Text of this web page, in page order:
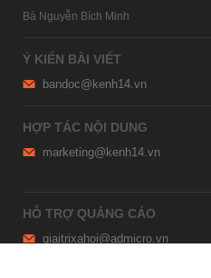
Bà Nguyễn Bích Minh
Ý KIẾN BÀI VIẾT
bandoc@kenh14.vn
HỢP TÁC NỘI DUNG
marketing@kenh14.vn
HỖ TRỢ QUẢNG CÁO
giaitrixahoi@admicro.vn